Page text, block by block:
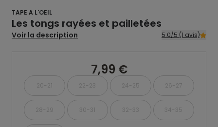
TAPE A L'OEIL
Les tongs rayées et pailletées
Voir la description 5.0/5 (1 avis)
7,99 €
20-21 22-23 24-25 26-27
28-29 30-31 32-33 34-35